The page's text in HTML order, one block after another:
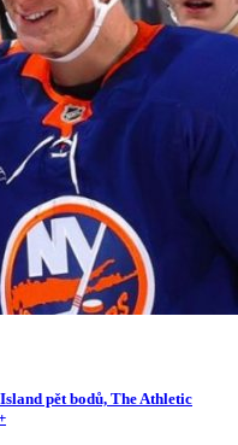
pět bodů, The Athletic